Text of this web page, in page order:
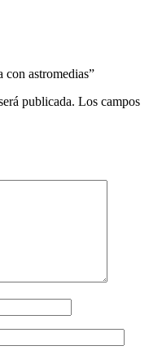
con astromedias”
publicada. Los campos